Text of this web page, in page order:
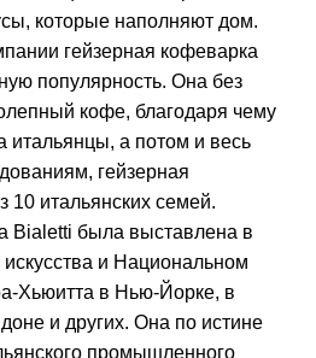
которые наполняют дом.
гейзерная кофеварка
популярность. Она без
кофе, благодаря чему
итальянцы, а потом и весь
гейзерная
10 итальянских семей.
Bialetti была выставлена в
и Национальном
Хьюитта в Нью-Йорке, в
и других. Она по истине
промышленного